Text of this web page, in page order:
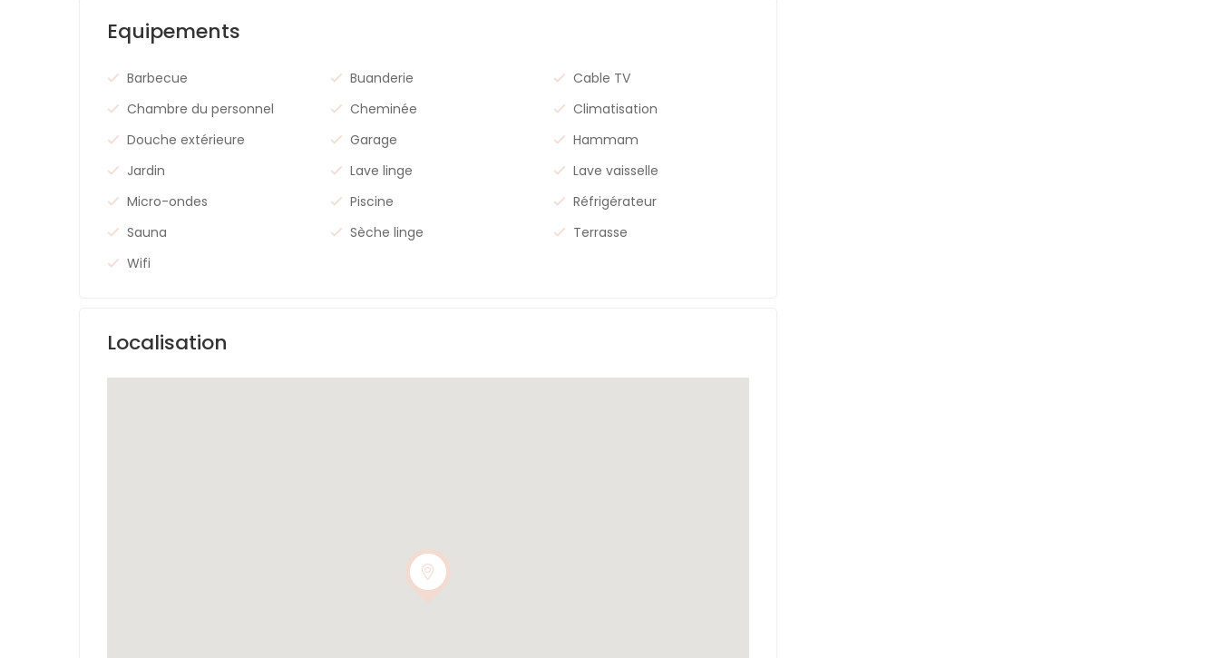
Equipements
Barbecue Buanderie
Cable TV
Chambre du personnel
Cheminée
Climatisation
Douche extérieure
Garage
Hammam
Jardin
Lave linge
Lave vaisselle
Micro-ondes
Piscine
Réfrigérateur
Sauna
Sèche linge
Terrasse
Wifi
Localisation